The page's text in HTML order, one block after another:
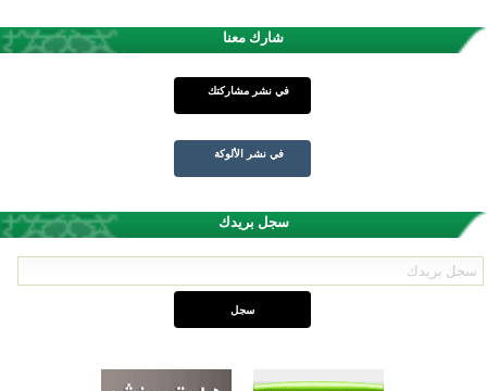
شارك معنا
في نشر مشاركتك
في نشر الألوكة
سجل بريدك